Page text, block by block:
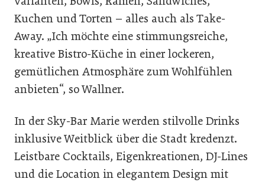
Kuchen und Torten – alles auch als Take-
Away. „Ich möchte eine stimmungsreiche,
kreative Bistro-Küche in einer lockeren,
gemütlichen Atmosphäre zum Wohlfühlen
anbieten“, so Wallner.
In der Sky-Bar Marie werden stilvolle Drinks
inklusive Weitblick über die Stadt kredenzt.
Leistbare Cocktails, Eigenkreationen, DJ-Lines
und die Location in elegantem Design mit